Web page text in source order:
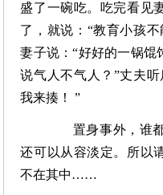
盛了一碗吃。吃完看见
了，就说：“教育小孩
妻子说：“好好的一锅馄
说气人不气人？”丈夫
我来揍！ ”
置身事外，谁都
还可以从容淡定。所以
不在其中……